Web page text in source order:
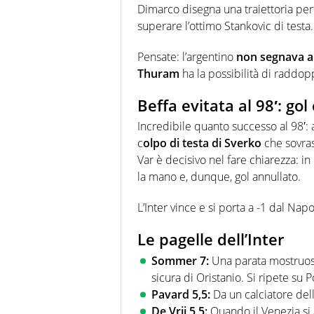
Dimarco disegna una traiettoria
superare l’ottimo Stankovic di testa.
Pensate: l’argentino non segnava
Thuram ha la possibilità di
Beffa evitata al 98′:
Incredibile quanto successo al
colpo di testa di Sverko che
Var è decisivo nel fare chiarezza:
la mano e, dunque, gol annullato.
L’Inter vince e si porta a -1 dal
Le pagelle dell’Inter
Sommer 7: Una parata
sicura di Oristanio. Si ripete su
Pavard 5,5: Da un calciatore